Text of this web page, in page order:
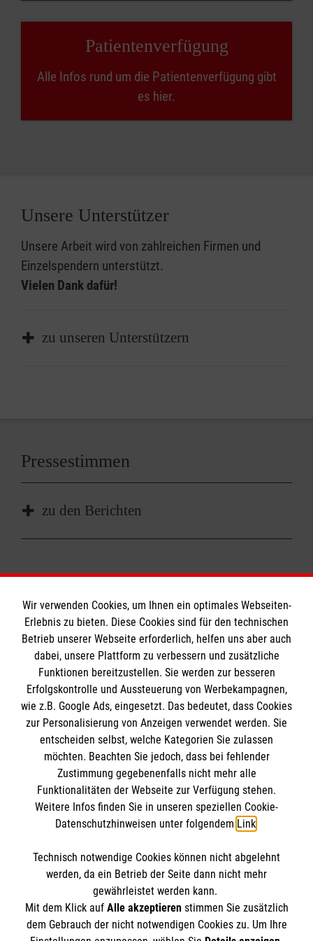
Selbstreflexion.
sich an den Richtlinien des Deutsche Hospiz- und
Patientenverfügung
Alle Infos rund um die Patientenverfügung gibt
es hier.
Unsere Unterstützer
Unsere Arbeit wird von zahlreichen Firmen und
Einzelspendern unterstützt.
Vielen Dank dafür!
zu unseren Unterstützern
Pressestimmen
zu den Berichten
März 2026
Spende Oest Holding GmbH (Bild) - März 2026
10. Februar: Grüne Berliner zum Tag der Kinder-
und Jugendhospizarbeit
Spende des Richard-von-Weizsäcker
Gymnasium Baiersbronn - 2025 Herzenspost
Tal-X
SPD Bürgerpreis 2025 – Preis für soziales
Bürgerengagement
Kepler-Gymnasium spendet Einnahmen vom
(Schwarzwälder Bote, 28. Juli 2023)
Informationen
Impressum
Datenschutz
Barrierefreiheit
Kontakt
Die Malteser
Malteser in Deutschland
Malteserorden
Sharepoint
Spendenkonto
Volksbank Dornstetten
IBAN: DE 11642624080111117003
BIC: GENO DES1 VDS
So finden Sie uns
Robert-Bosch-Strasse 8
Der Malteser Hilfsdienst e.V. ist als eingetragene
Wir verwenden Cookies, um Ihnen ein optimales Webseiten-
Erlebnis zu bieten. Diese Cookies sind für den technischen
Betrieb unserer Webseite erforderlich, helfen uns aber auch
dabei, unsere Plattform zu verbessern und zusätzliche
Funktionen bereitzustellen. Sie werden zur besseren
Erfolgskontrolle und Aussteuerung von Werbekampagnen,
wie z.B. Google Ads, eingesetzt. Das bedeutet, dass Cookies
zur Personalisierung von Anzeigen verwendet werden. Sie
entscheiden selbst, welche Kategorien Sie zulassen
möchten. Beachten Sie jedoch, dass bei fehlender
Zustimmung gegebenenfalls nicht mehr alle
Funktionalitäten der Webseite zur Verfügung stehen.
Weitere Infos finden Sie in unseren speziellen Cookie-
Datenschutzhinweisen unter folgendem Link.
Technisch notwendige Cookies können nicht abgelehnt
werden, da ein Betrieb der Seite dann nicht mehr
gewährleistet werden kann.
Mit dem Klick auf Alle akzeptierenstimmen Sie zusätzlich
dem Gebrauch der nicht notwendigen Cookies zu. Um Ihre